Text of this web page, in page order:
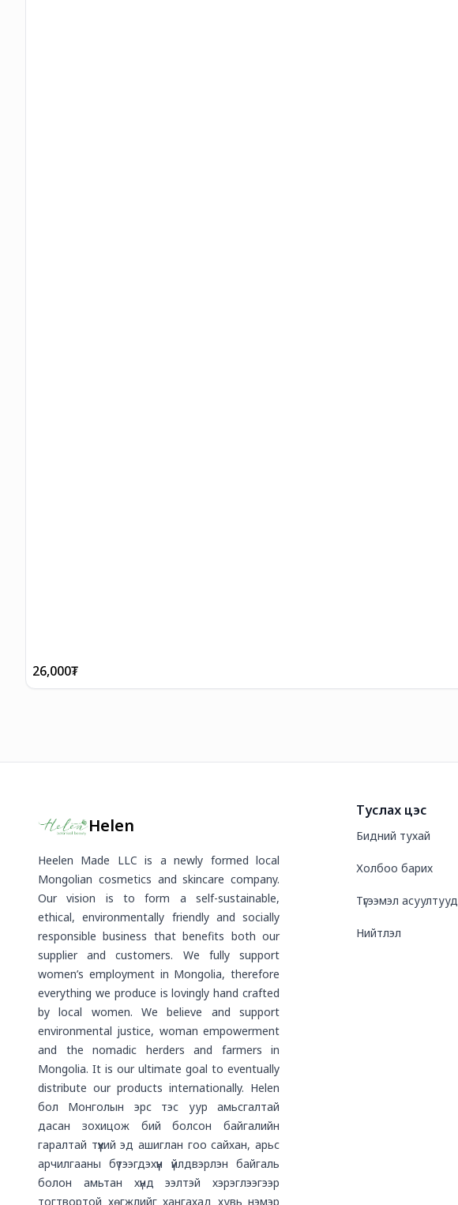
26,000₮
Helen
Heelen Made LLC is a newly formed local
Mongolian cosmetics and skincare company.
Our vision is to form a self-sustainable,
ethical, environmentally friendly and socially
responsible business that benefits both our
supplier and customers. We fully support
women’s employment in Mongolia, therefore
everything we produce is lovingly hand crafted
by local women. We believe and support
environmental justice, woman empowerment
and the nomadic herders and farmers in
Mongolia. It is our ultimate goal to eventually
distribute our products internationally. Helen
бол Монголын эрс тэс уур амьсгалтай
дасан зохицож бий болсон байгалийн
гаралтай түүхий эд ашиглан гоо сайхан, арьс
арчилгааны бүтээгдэхүүн үйлдвэрлэн байгаль
болон амьтан хүнд ээлтэй хэрэглээгээр
тогтвортой хөгжлийг хангахад хувь нэмэр
Туслах цэс
Бидний тухай
Холбоо барих
Түгээмэл асуултууд
Нийтлэл